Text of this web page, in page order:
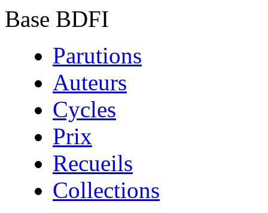
Base BDFI
Parutions
Auteurs
Cycles
Prix
Recueils
Collections